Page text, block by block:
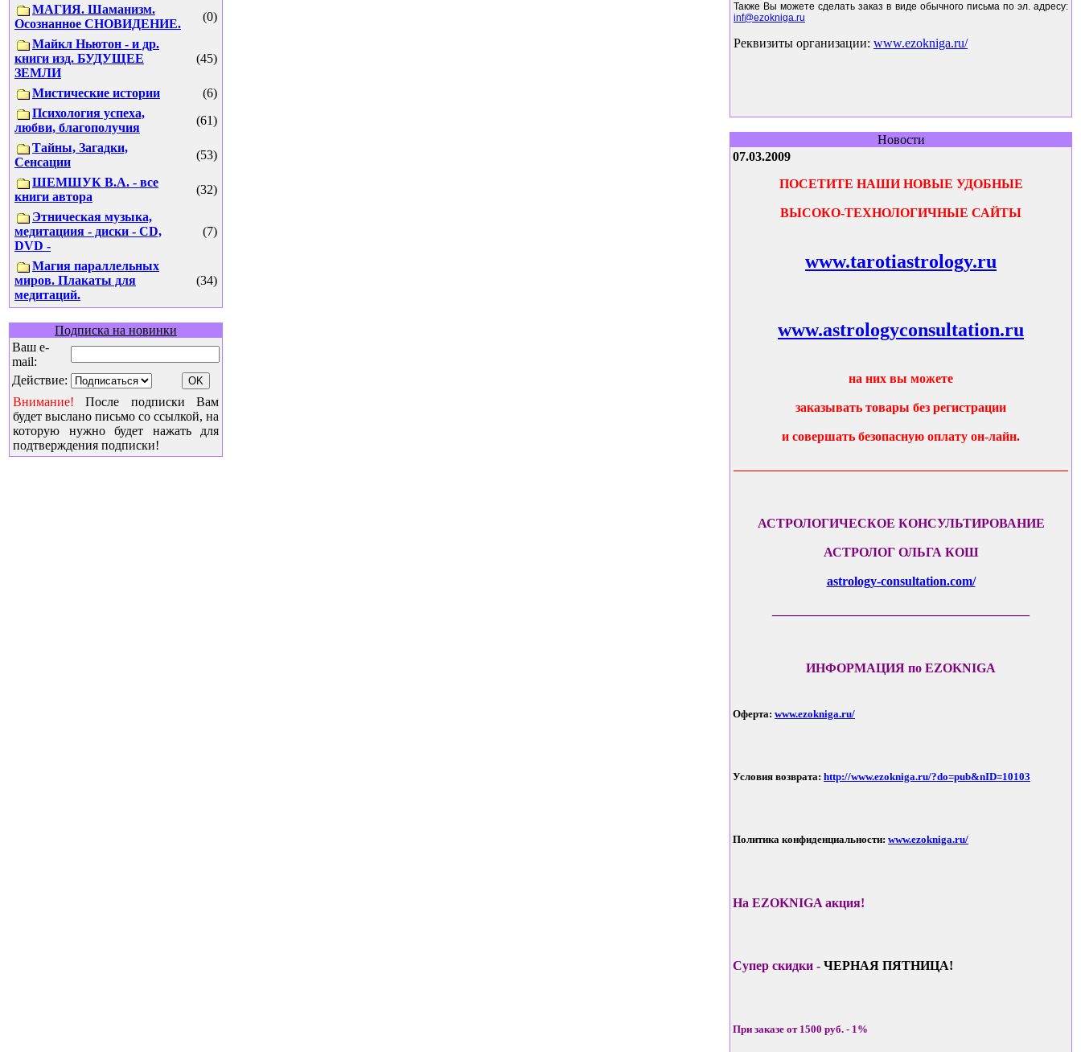
МАГИЯ. Шаманизм.
Осознанное СНОВИДЕНИЕ.
(0)
Майкл Ньютон - и др.
книги изд. БУДУЩЕЕ
ЗЕМЛИ
(45)
Мистические истории
(6)
Психология успеха,
любви, благополучия
(61)
Тайны, Загадки,
Сенсации
(53)
ШЕМШУК В.А. - все
книги автора
(32)
Этническая музыка,
медитациия - диски - CD,
DVD -
(7)
Магия параллельных
миров. Плакаты для
медитаций.
(34)
Подписка на новинки
Ваш e-
mail:
Действие:
Внимание! После подписки Вам
будет выслано письмо со ссылкой, на
которую нужно будет нажать для
подтверждения подписки!
Также Вы можете сделать заказ в виде обычного письма по эл. адресу:
inf@ezokniga.ru
Реквизиты организации: www.ezokniga.ru/
Новости
07.03.2009
ПОСЕТИТЕ НАШИ НОВЫЕ УДОБНЫЕ
ВЫСОКО-ТЕХНОЛОГИЧНЫЕ САЙТЫ
www.tarotiastrology.ru
www.astrologyconsultation.ru
на них вы можете
заказывать товары без регистрации
и совершать безопасную оплату он-лайн.
АСТРОЛОГИЧЕСКОЕ КОНСУЛЬТИРОВАНИЕ
АСТРОЛОГ ОЛЬГА КОШ
astrology-consultation.com/
ИНФОРМАЦИЯ по EZOKNIGA
Оферта: www.ezokniga.ru/
Условия возврата: http://www.ezokniga.ru/?do=pub&nID=10103
Политика конфиденциальности: www.ezokniga.ru/
На EZOKNIGA акция!
Супер скидки - ЧЕРНАЯ ПЯТНИЦА!
При заказе от 1500 руб. - 1%